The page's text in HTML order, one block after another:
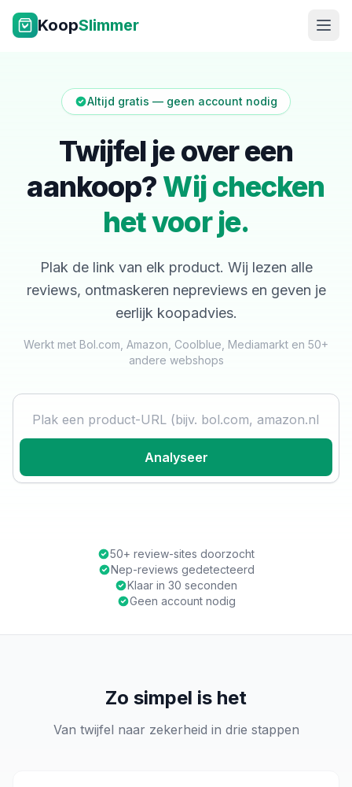
Ga naar inhoud
KoopSlimmer
NL|EN
Altijd gratis — geen account nodig
Twijfel je over een
aankoop? Wij checken
het voor je.
Plak de link van elk product. Wij lezen alle
reviews, ontmaskeren nepreviews en geven je
eerlijk koopadvies.
Werkt met Bol.com, Amazon, Coolblue, Mediamarkt en 50+
andere webshops
Analyseer
50+ review-sites doorzocht
Nep-reviews gedetecteerd
Klaar in 30 seconden
Geen account nodig
Zo simpel is het
Van twijfel naar zekerheid in drie stappen